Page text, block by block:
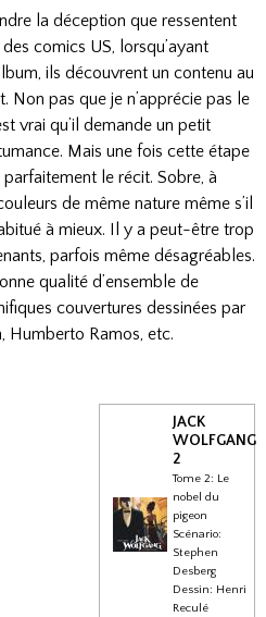
la déception que ressentent
comics US, lorsqu’ayant
ils découvrent un contenu au
Non pas que je n’apprécie pas le
vrai qu’il demande un petit
Mais une fois cette étape
le récit. Sobre, à
de même nature même s’il
à mieux. Il y a peut-être trop
parfois même désagréables.
qualité d’ensemble de
couvertures dessinées par
Humberto Ramos, etc.
JACK
WOLFGANG
2
Tome 2: Le
nobel du
pigeon
Scénario:
Stephen
Desberg
Dessin: Henri
Reculé